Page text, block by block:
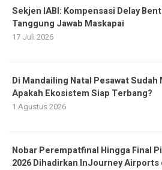
Sekjen IABI: Kompensasi Delay
Tanggung Jawab Maskapai
17 Juli 2026
Di Mandailing Natal Pesawat Sudah
Apakah Ekosistem Siap Terbang?
1 Agustus 2026
Nobar Perempatfinal Hingga Final
2026 Dihadirkan InJourney Airports